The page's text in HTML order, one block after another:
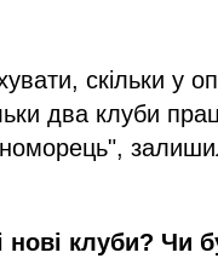
скільки у
два клуби
клуби? Чи